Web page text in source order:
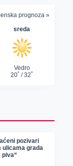
pozivari
ulicama grada
piva“